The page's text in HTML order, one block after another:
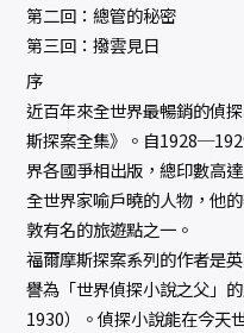
第二回：總管的秘密
第三回：撥雲見日
序
近百年來全世界最暢銷的偵
斯探案全集》。自
界各國爭相出版，總印數高
全世界家喻戶曉的人物，他
敦有名的旅遊點之一。
福爾摩斯探案系列的作者是
譽為「世界偵探小說之父」
1930）。偵探小說能在今天